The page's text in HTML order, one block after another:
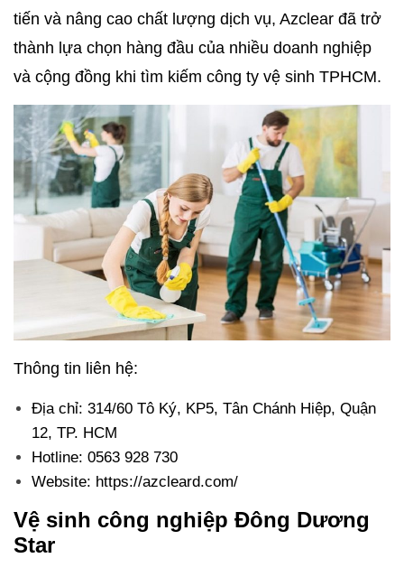
tiến và nâng cao chất lượng dịch vụ, Azclear đã trở
thành lựa chọn hàng đầu của nhiều doanh nghiệp
và cộng đồng khi tìm kiếm công ty vệ sinh TPHCM.
Thông tin liên hệ:
Địa chỉ: 314/60 Tô Ký, KP5, Tân Chánh Hiệp, Quận
12, TP. HCM
Hotline: 0563 928 730
Website: https://azcleard.com/
Vệ sinh công nghiệp Đông Dương
Star